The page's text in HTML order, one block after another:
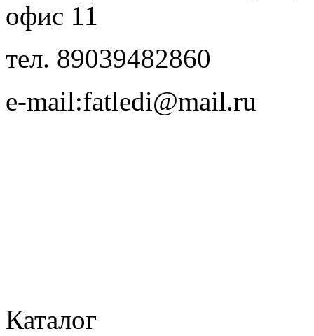
офис 11
тел. 89039482860
e-mail:fatledi@mail.ru
Каталог